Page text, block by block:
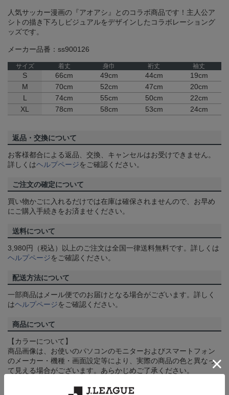
人気サッカー漫画の『アオアシ』とのコラボ商品です！主人公ア
シトの描き下ろしビジュアルをデザインしたコラボレーショング
ッズです。
メーカー品番：ss900126
サイズ 着丈 身巾 裄丈 袖丈
S 66cm 49cm 44cm
19cm
M
70cm 52cm 47cm
20cm
L
74cm 55cm 50cm
22cm
XL
78cm 58cm 53cm 24cm
返品・交換について
お客様都合による返品、交換、キャンセルはお受けできません。
詳しくはヘルプページをご確認ください。
ご注文の確定について
買い物かごに入れるだけでは在庫は確保されませんので、お早め
にご購入手続きをお済ませください。
送料について
3,980円（税込）以上のご注文は全国一律送料無料です。詳しくは
ヘルプページをご確認ください。
配送方法について
一部商品はメール便でのお届けとなる場合がございます。詳しく
はヘルプページをご確認ください。
商品について
【カラーについて】
商品画像は、お使いのパソコンのモニターおよびスマートフォン
のメーカー・機種・画面設定等により、実際の商品の色と異なっ
て見える場合がございます。あらかじめご了承ください。